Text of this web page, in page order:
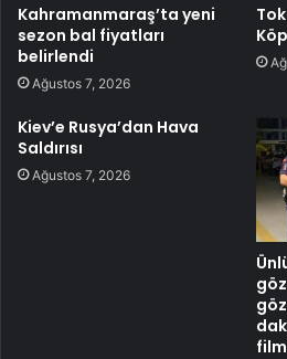
Kahramanmaraş’ta yeni
sezon bal fiyatları
belirlendi
Ağustos 7, 2026
Kiev’e Rusya’dan Hava
Saldırısı
Ağustos 7, 2026